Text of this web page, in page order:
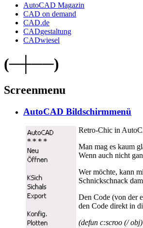
AutoCAD Magazin
CAD on demand
CAD.de
CADgestaltung
CADwiesel
(─┼──)
Screenmenu
AutoCAD Bildschirmmenü
Retro-Chic in
Man mag es kaum
Wenn auch nicht
Wer möchte, kann
Schnickschnack
Den Code (von der
den Code direkt in
(defun c:scroo (/ obj)